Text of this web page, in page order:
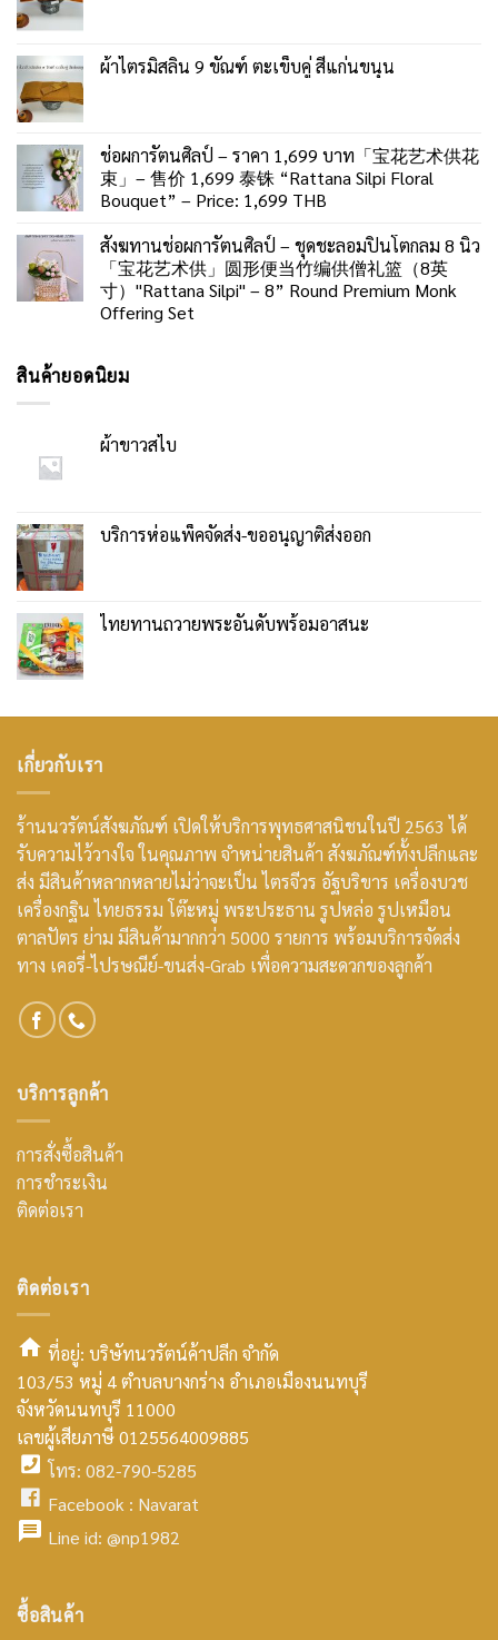
ผ้าไตรมิสลิน 9 ขัณฑ์ ตะเข็บคู่ สีแก่นขนุน
ช่อผการัตนศิลป์ – ราคา 1,699 บาท「宝花艺术供花
束」– 售价 1,699 泰铢 “Rattana Silpi Floral
Bouquet” – Price: 1,699 THB
สังฆทานช่อผการัตนศิลป์ – ชุดชะลอมปิ่นโตกลม 8 นิ้ว
「宝花艺术供」圆形便当竹编供僧礼篮（8英
寸）"Rattana Silpi" – 8” Round Premium Monk
Offering Set
สินค้ายอดนิยม
ผ้าขาวสไบ
บริการห่อแพ็คจัดส่ง-ขออนุญาติส่งออก
ไทยทานถวายพระอันดับพร้อมอาสนะ
เกี่ยวกับเรา
ร้านนวรัตน์สังฆภัณฑ์ เปิดให้บริการพุทธศาสนิชนในปี 2563 ได้
รับความไว้วางใจ ในคุณภาพ จำหน่ายสินค้า สังฆภัณฑ์ทั้งปลีกและ
ส่ง มีสินค้าหลากหลายไม่ว่าจะเป็น ไตรจีวร อัฐบริขาร เครื่องบวช
เครื่องกฐิน ไทยธรรม โต๊ะหมู่ พระประธาน รูปหล่อ รูปเหมือน
ตาลปัตร ย่าม มีสินค้ามากกว่า 5000 รายการ พร้อมบริการจัดส่ง
ทาง เคอรี่-ไปรษณีย์-ขนส่ง-Grab เพื่อความสะดวกของลูกค้า
บริการลูกค้า
การสั่งซื้อสินค้า
การชำระเงิน
ติดต่อเรา
ติดต่อเรา
smt2
home
icon
ที่อยู่: บริษัทนวรัตน์ค้าปลีก จำกัด
103/53 หมู่ 4 ตำบลบางกร่าง อำเภอเมืองนนทบุรี
จังหวัดนนทบุรี 11000
เลขผู้เสียภาษี 0125564009885
facebook
icon
โทร: 082-790-5285
facebook
Facebook : Navarat
icon
Line id: @np1982
ซื้อสินค้า